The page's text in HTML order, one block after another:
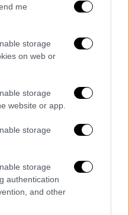
me
storage
on web or
storage
website or app.
storage
storage
authentication
and other
κατά την
κράνους –
και
διαχωριστικής
συγκράτησης
καθισμάτων,
κατά τη
οχήματα
ανηλίκους και
άδεια